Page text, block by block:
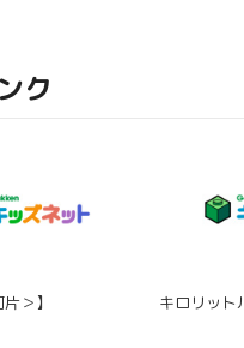
ク
＞】 キロリット